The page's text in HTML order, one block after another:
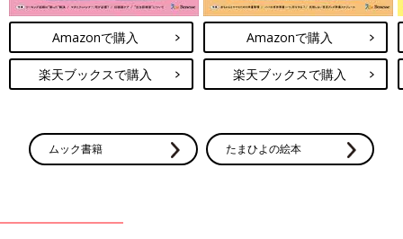
Amazonで購入
楽天ブックスで購入
Amazonで購入
楽天ブックスで購入
ムック書籍 たまひよの絵本